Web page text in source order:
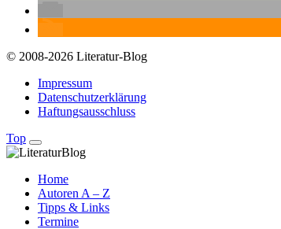
© 2008-2026 Literatur-Blog
Impressum
Datenschutzerklärung
Haftungsausschluss
Top
Home
Autoren A – Z
Tipps & Links
Termine